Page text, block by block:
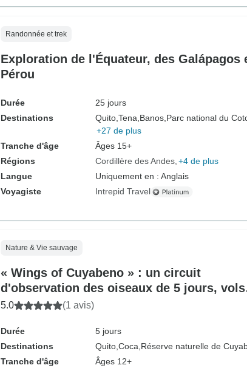
Randonnée et trek
Exploration de l'Équateur, des Galápagos
Pérou
Durée
25 jours
Destinations
Quito, Tena, Banos, Parc national du
+27 de plus
Tranche d'âge
Âges 15+
Régions
Cordillère des Andes +4 de plus
Langue
Uniquement en : Anglais
Voyagiste
Intrepid Travel
Nature & Vie sauvage
« Wings of Cuyabeno » : un circuit
d'observation des oiseaux de 5 jours, vols
compris
5.0 (1 avis)
Durée
5 jours
Destinations
Quito, Coca, Réserve naturelle de
Tranche d'âge
Âges 12+